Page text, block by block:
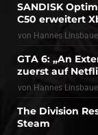
SANDISK
C50 erweitert
von Hannes
GTA 6: „An
zuerst auf
von Hannes
The Division
Steam